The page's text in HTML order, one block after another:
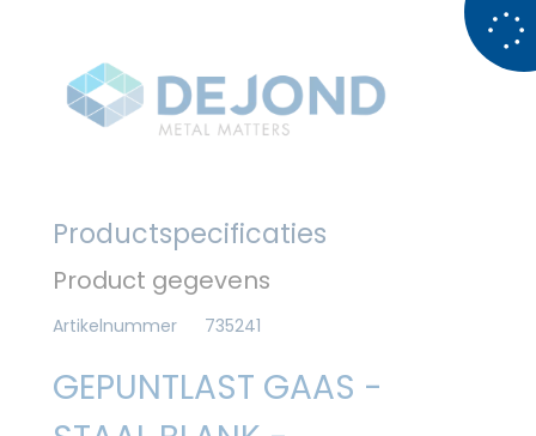
Productspecificaties
Product gegevens
Artikelnummer 735241
GEPUNTLAST GAAS -